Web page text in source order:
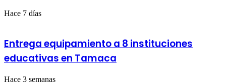
Hace 7 días
Entrega equipamiento a 8 instituciones
educativas en Tamaca
Hace 3 semanas